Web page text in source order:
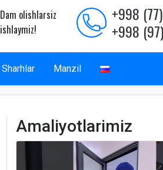
Dam olishlarsiz
ishlaymiz!
+998
+998
Sharhlar Manzil
Amaliyotlarimiz